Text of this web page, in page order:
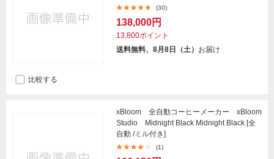
(30)
138,000円
13,800ポイント
送料無料、8月8日（土） お届け
比較する
xBloom 全自動コーヒーメーカー xBloom
Studio Midnight Black Midnight Black [全
自動 /ミル付き]
(1)